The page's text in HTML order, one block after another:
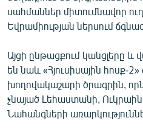
«Ազատության» բոլոր
սահմաններ միտումնավոր
Եվրամիության ներսում
Այցի ընթացքում կանցլերը
են նաև «Հյուսիսային հոսք-
խողովակաշարի ծրագրին,
չնայած Լեհաստանի,
Նահանգների